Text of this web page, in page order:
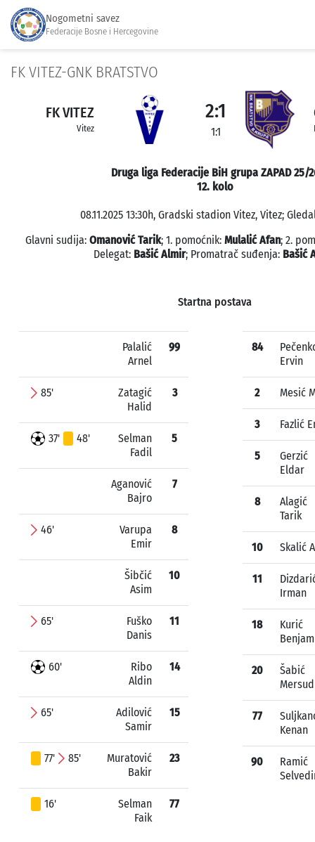
Nogometni savez
Federacije Bosne i Hercegovine
FK VITEZ-GNK BRATSTVO
FK VITEZ
Vitez
2:1
1:1
Druga liga Federacije BiH grupa ZAPAD 25/
12. kolo
08.11.2025 13:30h, Gradski stadion Vitez, Vitez;
Glavni sudija: Omanović Tarik; 1. pomoćnik: Mulalić Afan; 2.
Delegat: Bašić Almir; Promatrač suđenja: Bašić
Startna postava
Palalić
Arnel
99
85'
Zatagić
Halid
3
37' 48'
Selman
Fadil
5
Aganović
Bajro
7
46'
Varupa
Emir
8
Šibčić
Asim
10
65'
Fuško
Danis
11
60'
Ribo
Aldin
14
65'
Adilović
Samir
15
77' 85'
Muratović
Bakir
23
16'
Selman
Faik
77
84
Ervin
2 Mesić
3 Fazlić
5
Gerzić
Eldar
8
Alagić
Tarik
10 Skalić
11
Irman
18
Kurić
20
Šabić
Mersud
77
Kenan
90
Ramić